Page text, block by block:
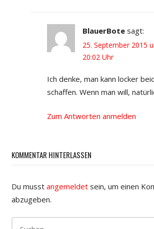
BlauerBote sagt:
25. September 2015
20:02 Uhr
Ich denke, man kann locker
schaffen. Wenn man will,
Zum Antworten anmelden
KOMMENTAR HINTERLASSEN
Du musst angemeldetsein, um einen
abzugeben.